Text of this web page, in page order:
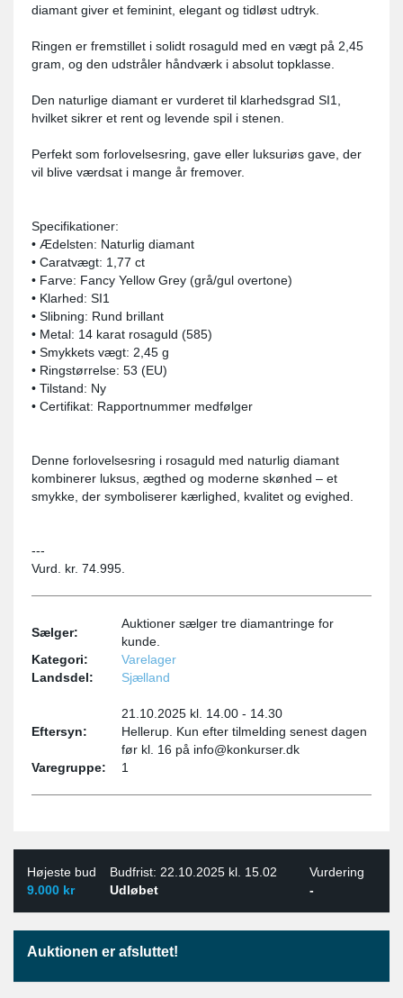
diamant giver et feminint, elegant og tidløst udtryk.
Ringen er fremstillet i solidt rosaguld med en vægt på 2,45
gram, og den udstråler håndværk i absolut topklasse.
Den naturlige diamant er vurderet til klarhedsgrad SI1,
hvilket sikrer et rent og levende spil i stenen.
Perfekt som forlovelsesring, gave eller luksuriøs gave, der
vil blive værdsat i mange år fremover.
Specifikationer:
• Ædelsten: Naturlig diamant
• Caratvægt: 1,77 ct
• Farve: Fancy Yellow Grey (grå/gul overtone)
• Klarhed: SI1
• Slibning: Rund brillant
• Metal: 14 karat rosaguld (585)
• Smykkets vægt: 2,45 g
• Ringstørrelse: 53 (EU)
• Tilstand: Ny
• Certifikat: Rapportnummer medfølger
Denne forlovelsesring i rosaguld med naturlig diamant
kombinerer luksus, ægthed og moderne skønhed – et
smykke, der symboliserer kærlighed, kvalitet og evighed.
---
Vurd. kr. 74.995.
Sælger:
Auktioner sælger tre diamantringe for
kunde.
Kategori:
Varelager
Landsdel:
Sjælland
Eftersyn:
21.10.2025 kl. 14.00 - 14.30
Hellerup. Kun efter tilmelding senest dagen
før kl. 16 på info@konkurser.dk
Varegruppe:
1
Højeste bud Budfrist: 22.10.2025 kl. 15.02
Vurdering
9.000 kr
Udløbet -
Auktionen er afsluttet!